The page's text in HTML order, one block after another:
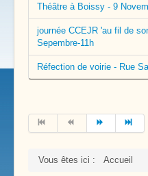
Théâtre à Boissy - 9
journée CCEJR 'au fil de
Sepembre-11h
Réfection de voirie - Rue
Vous êtes ici : Accueil